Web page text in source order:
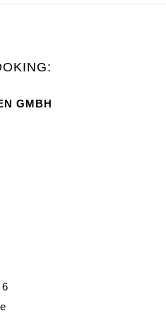
GMBH
6